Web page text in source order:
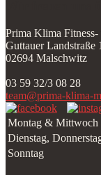
Prima Klima
Guttauer Landstraße
02694 Malschwitz
03 59 32/3 08 28
team@prima-klima-
Montag & Mittwoch
Dienstag,
Sonntag